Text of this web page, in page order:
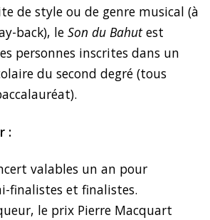
de style ou de genre musical (à
back), le Son du Bahutest
personnes inscrites dans un
du second degré (tous
:
valables un an pour
finalistes et finalistes.
le prix Pierre Macquart